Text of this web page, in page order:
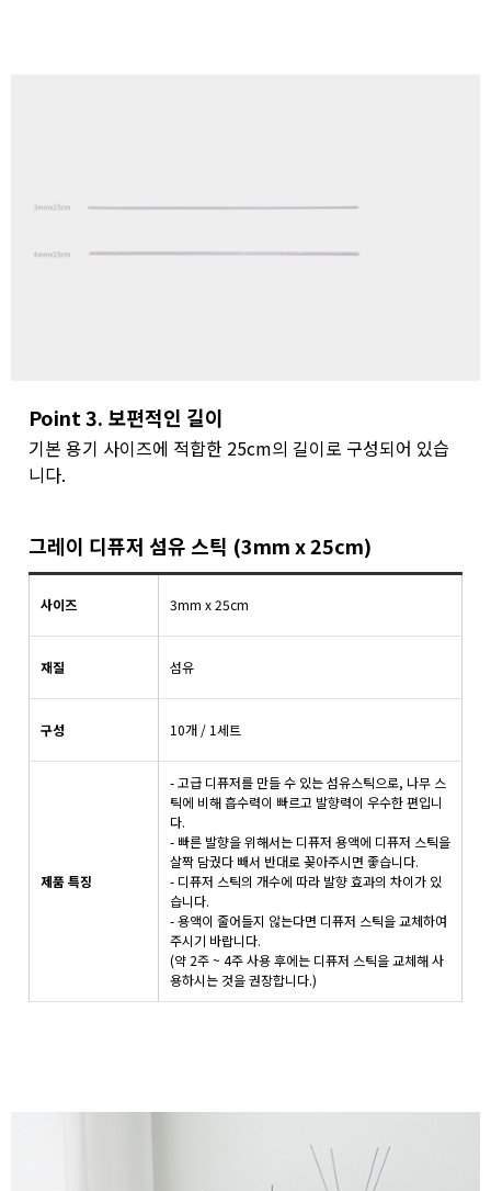
Point 3. 보편적인 길이
기본 용기 사이즈에 적합한 25cm의 길이로 구성되어 있습
니다.
그레이 디퓨저 섬유 스틱 (3mm x 25cm)
사이즈 3mm x 25cm
재질 섬유
구성 10개 / 1세트
제품 특징
- 고급 디퓨저를 만들 수 있는 섬유스틱으로, 나무 스
틱에 비해 흡수력이 빠르고 발향력이 우수한 편입니
다.
- 빠른 발향을 위해서는 디퓨저 용액에 디퓨저 스틱을
살짝 담궜다 빼서 반대로 꽂아주시면 좋습니다.
- 디퓨저 스틱의 개수에 따라 발향 효과의 차이가 있
습니다.
- 용액이 줄어들지 않는다면 디퓨저 스틱을 교체하여
주시기 바랍니다.
(약 2주 ~ 4주 사용 후에는 디퓨저 스틱을 교체해 사
용하시는 것을 권장합니다.)